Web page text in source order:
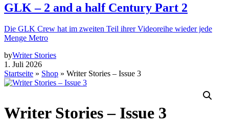
GLK – 2 and a half Century Part 2
Die GLK Crew hat im zweiten Teil ihrer Videoreihe wieder jede
Menge Metro
byWriter Stories
1. Juli 2026
Startseite » Shop » Writer Stories – Issue 3
Writer Stories – Issue 3